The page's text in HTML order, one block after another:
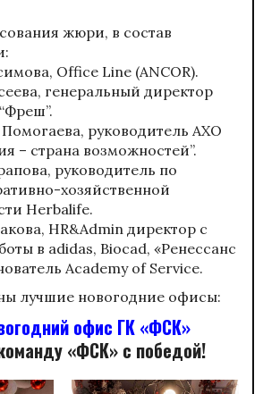
жюри, в состав
Office Line (ANCOR).
генеральный директор
руководитель АХО
– страна возможностей”.
руководитель по
хозяйственной
Herbalife.
HR&Admin директор с
в adidas, Biocad, «Ренессанс
Academy of Service.
лучшие новогодние офисы:
офис ГК «ФСК»
«ФСК» с победой!